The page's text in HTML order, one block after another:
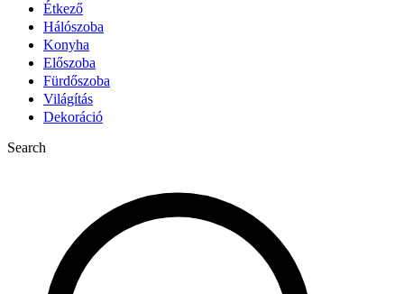
Étkező
Hálószoba
Konyha
Előszoba
Fürdőszoba
Világítás
Dekoráció
Search